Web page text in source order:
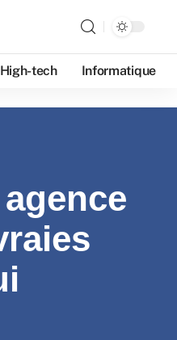
High-tech Informatique